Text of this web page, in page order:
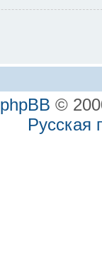
phpBB ©
Русская